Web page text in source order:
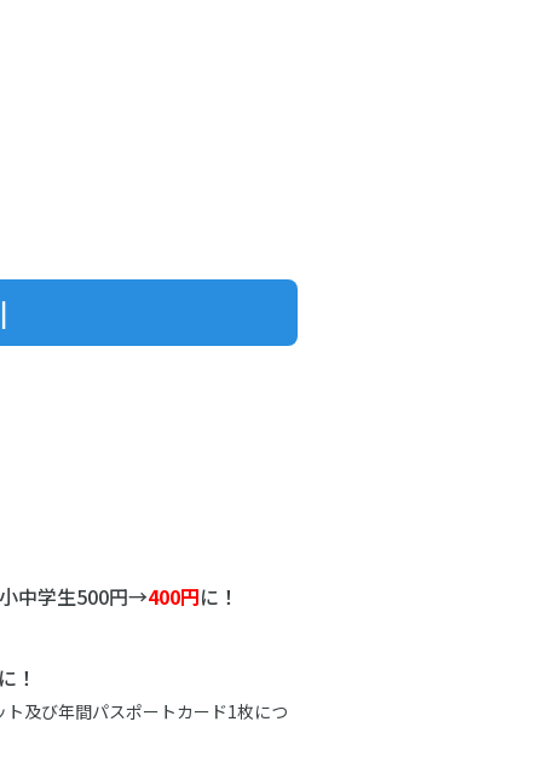
学生500円→400円に！
！
及び年間パスポートカード1枚につ